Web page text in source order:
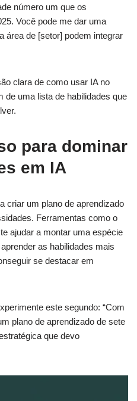
número um que os
Você pode me dar uma
área de [setor] podem integrar
clara de como usar IA no
uma lista de habilidades que
para dominar
em IA
criar um plano de aprendizado
Ferramentas como o
ajudar a montar uma espécie
as habilidades mais
se destacar em
este segundo: “Com
plano de aprendizado de sete
que devo